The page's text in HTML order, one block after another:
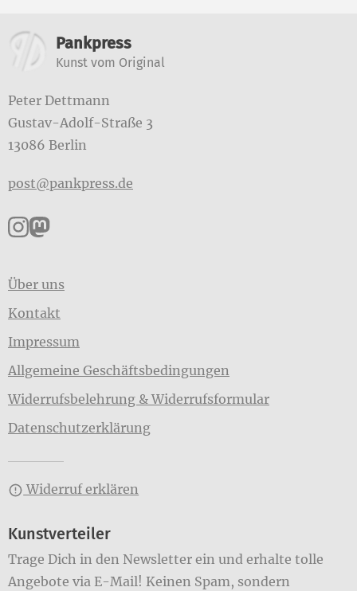
Weitere Informationen
Pankpress
Kunst vom Original
Peter Dettmann
Gustav-Adolf-Straße 3
13086 Berlin
post@pankpress.de
Pankpress auf Instagram
Pankpress auf Mastodon
Über uns
Kontakt
Impressum
Allgemeine Geschäftsbedingungen
Widerrufsbelehrung & Widerrufsformular
Datenschutzerklärung
Widerruf erklären
Kunstverteiler
Trage Dich in den Newsletter ein und erhalte tolle
Angebote via E-Mail! Keinen Spam, sondern